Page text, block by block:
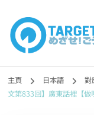
目標!!
N1合
勉強コンテンツも追
主頁 日本語 對
文第833回】廣東話裡【做